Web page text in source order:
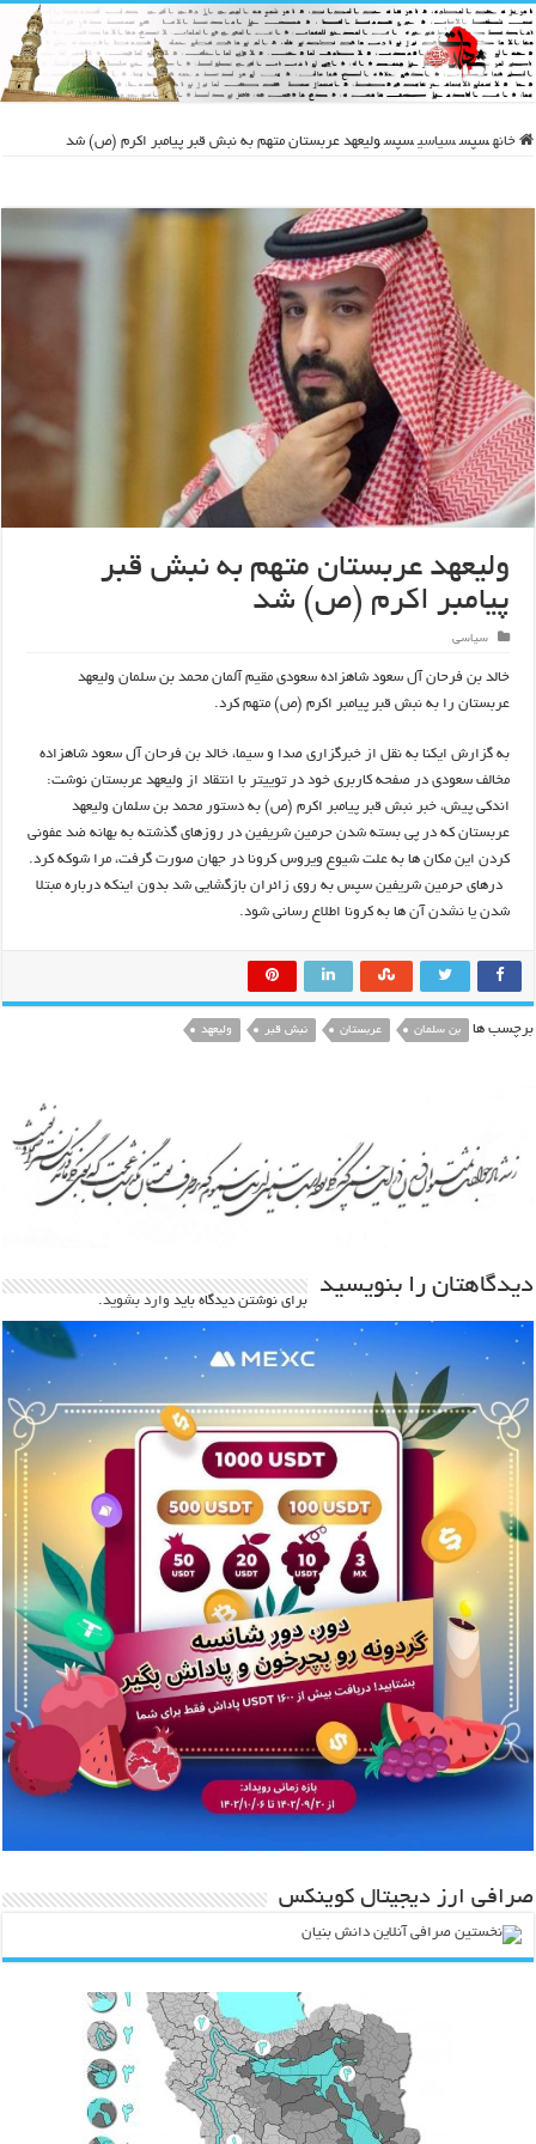
خانه سپس سیاسی سپس ولیعهد عربستان متهم به نبش قبر پیامبر اکرم (ص) شد
ولیعهد عربستان متهم به نبش قبر
پیامبر اکرم (ص) شد
سیاسی
خالد بن فرحان آل سعود شاهزاده سعودی مقیم آلمان محمد بن سلمان ولیعهد
عربستان را به نبش قبر پیامبر اکرم (ص) متهم کرد.
به گزارش ایکنا به نقل از خبرگزاری صدا و سیما، خالد بن فرحان آل سعود شاهزاده
مخالف سعودی در صفحه کاربری خود در توییتر با انتقاد از ولیعهد عربستان نوشت:
اندکی پیش، خبر نبش قبر پیامبر اکرم (ص) به دستور محمد بن سلمان ولیعهد
عربستان که در پی بسته شدن حرمین شریفین در روزهای گذشته به بهانه ضد عفونی
کردن این مکان ها به علت شیوع ویروس کرونا در جهان صورت گرفت، مرا شوکه کرد.
درهای حرمین شریفین سپس به روی زائران بازگشایی شد بدون اینکه درباره مبتلا
شدن یا نشدن آن ها به کرونا اطلاع رسانی شود.
برچسب ها بن سلمان عربستان نبش قبر ولیعهد
دیدگاهتان را بنویسید
برای نوشتن دیدگاه باید وارد بشوید.
صرافی ارز دیجیتال کوینکس